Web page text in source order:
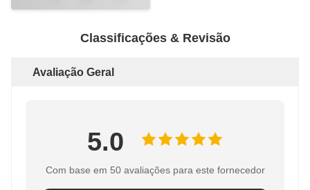
Classificações & Revisão
Avaliação Geral
5.0
Com base em 50 avaliações para este fornecedor